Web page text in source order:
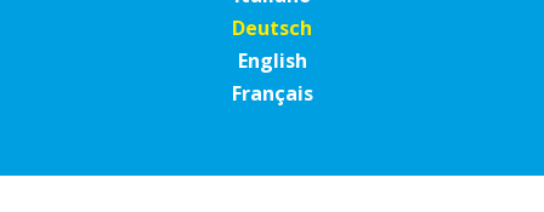
Deutsch
English
Français